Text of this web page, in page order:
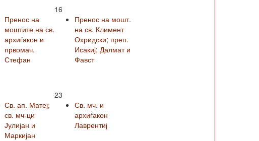
Пренос на
моштите на св.
архиѓакон и
првомач.
Стефан
16
Пренос на мошт.
на св. Климент
Охридски; преп.
Исакиј; Далмат и
Фавст
Св. ап. Матеј;
св. мч-ци
Јулијан и
Маркијан
23
Св. мч. и
архиѓакон
Лаврентиј